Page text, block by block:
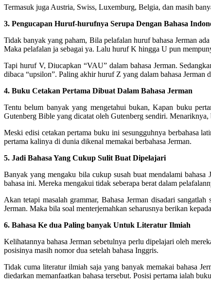
Termasuk juga Austria, Swiss, Luxemburg, Belgia, dan masih
3. Pengucapan Huruf-hurufnya Serupa Dengan Bahasa
Tidak banyak yang paham, Bila pelafalan huruf bahasa Jerman
Maka pelafalan ja sebagai ya. Lalu huruf K hingga U pun
Tapi huruf V, Diucapkan “VAU” dalam bahasa Jerman.
dibaca “upsilon”. Paling akhir huruf Z yang dalam bahasa Jerman
4. Buku Cetakan Pertama Dibuat Dalam Bahasa Jerman
Tentu belum banyak yang mengetahui bukan, Kapan buku
Gutenberg Bible yang dicatat oleh Gutenberg sendiri.
Meski edisi cetakan pertama buku ini sesungguhnya berbahasa
pertama kalinya di dunia dikenal memakai berbahasa Jerman.
5. Jadi Bahasa Yang Cukup Sulit Buat Dipelajari
Banyak yang mengaku bila cukup susah buat mendalami
bahasa ini. Mereka mengakui tidak seberapa berat dalam
Akan tetapi masalah grammar, Bahasa Jerman disadari
Jerman. Maka bila soal menterjemahkan seharusnya berikan
6. Bahasa Ke dua Paling banyak Untuk Literatur Ilmiah
Kelihatannya bahasa Jerman sebetulnya perlu dipelajari oleh
posisinya masih nomor dua setelah bahasa Inggris.
Tidak cuma literatur ilmiah saja yang banyak memakai bahasa
diedarkan memanfaatkan bahasa tersebut. Posisi pertama ialah